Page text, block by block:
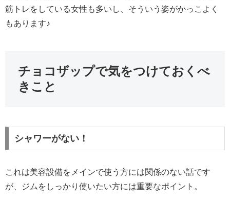
筋トレをしている女性も多いし、そういう姿がかっこよく
もあります♪
チョコザップで気をつけておくべ
きこと
シャワーがない！
これは美容設備をメインで使う方には関係のない話です
が、ジムをしっかり使いたい方には重要なポイント。